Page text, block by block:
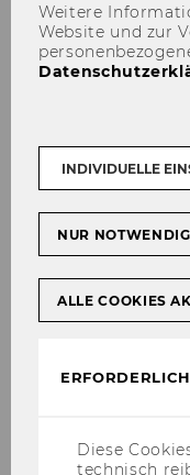
Weitere
Website und zur
INDIVIDUELLE
NUR
ALLE COOKIES
Diese
technisch